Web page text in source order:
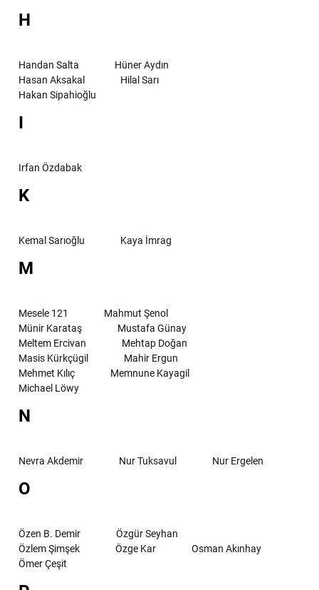
H
Handan Salta
Hüner Aydın
Hasan Aksakal
Hilal Sarı
Hakan Sipahioğlu
I
Irfan Özdabak
K
Kemal Sarıoğlu Kaya İmrag
M
Mesele 121
Mahmut Şenol
Münir Karataş
Mustafa Günay
Meltem Ercivan
Mehtap Doğan
Masis Kürkçügil
Mahir Ergun
Mehmet Kılıç
Memnune Kayagil
Michael Löwy
N
Nevra Akdemir Nur Tuksavul Nur Ergelen
O
Özen B. Demir
Özgür Seyhan
Özlem Şimşek
Özge Kar
Osman Akınhay
Ömer Çeşit